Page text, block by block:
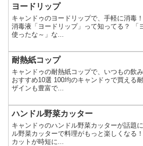
ヨードリップ
キャンドゥのヨードリップで、手軽に消毒
消毒液「ヨードリップ」って知ってる？ 「
使ったな～」な...
耐熱紙コップ
キャンドゥの耐熱紙コップで、いつもの飲
おすすめ10選 100均のキャンドゥで買える
ザインも豊富で...
ハンドル野菜カッター
キャンドゥのハンドル野菜カッターが話題
ル野菜カッターで料理がもっと楽しくなる
カットが時短に...